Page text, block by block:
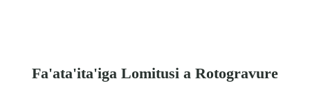
Fa'ata'ita'iga Lomitusi a Rotogravure